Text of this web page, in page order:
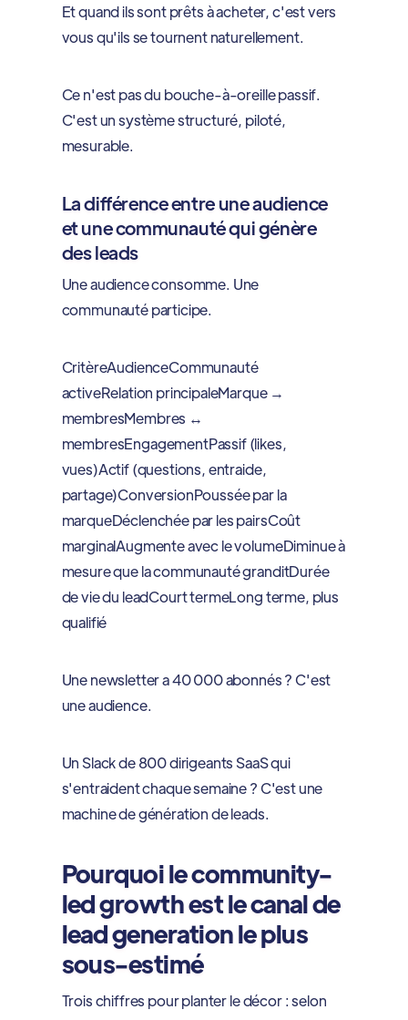
Et quand ils sont prêts à acheter, c'est vers
vous qu'ils se tournent naturellement.
Ce n'est pas du bouche-à-oreille passif.
C'est un système structuré, piloté,
mesurable.
La différence entre une audience
et une communauté qui génère
des leads
Une audience consomme. Une
communauté participe.
CritèreAudienceCommunauté
activeRelation principaleMarque →
membresMembres ↔
membresEngagementPassif (likes,
vues)Actif (questions, entraide,
partage)ConversionPoussée par la
marqueDéclenchée par les pairsCoût
marginalAugmente avec le volumeDiminue à
mesure que la communauté granditDurée
de vie du leadCourt termeLong terme, plus
qualifié
Une newsletter a 40 000 abonnés ? C'est
une audience.
Un Slack de 800 dirigeants SaaS qui
s'entraident chaque semaine ? C'est une
machine de génération de leads.
Pourquoi le community-
led growth est le canal de
lead generation le plus
sous-estimé
Trois chiffres pour planter le décor : selon